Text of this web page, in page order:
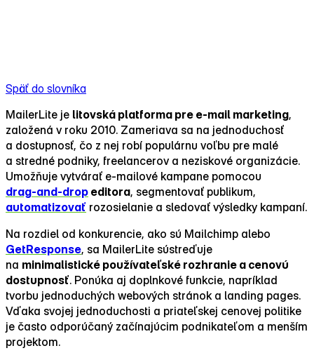
Späť do slovníka
MailerLite je litovská platforma pre e‑mail marketing,
založená v roku 2010. Zameriava sa na jednoduchosť
a dostupnosť, čo z nej robí populárnu voľbu pre malé
a stredné podniky, freelancerov a neziskové organizácie.
Umožňuje vytvárať e‑mailové kampane pomocou
drag‑and-drop editora, segmentovať publikum,
automatizovať rozosielanie a sledovať výsledky kampaní.
Na rozdiel od konkurencie, ako sú Mailchimp alebo
GetResponse, sa MailerLite sústreďuje
na minimalistické používateľské rozhranie a cenovú
dostupnosť. Ponúka aj doplnkové funkcie, napríklad
tvorbu jednoduchých webových stránok a landing pages.
Vďaka svojej jednoduchosti a priateľskej cenovej politike
je často odporúčaný začínajúcim podnikateľom a menším
projektom.